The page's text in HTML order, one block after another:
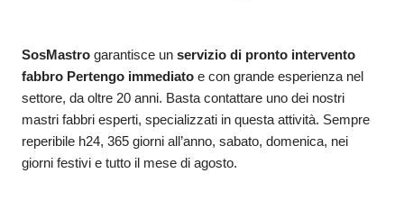
SosMastro garantisce unservizio di pronto intervento
fabbro Pertengo immediato e con grande esperienza nel
settore, da oltre 20 anni. Basta contattare uno dei nostri
mastri fabbri esperti, specializzati in questa attività. Sempre
reperibile h24, 365 giorni all’anno, sabato, domenica, nei
giorni festivi e tutto il mese di agosto.